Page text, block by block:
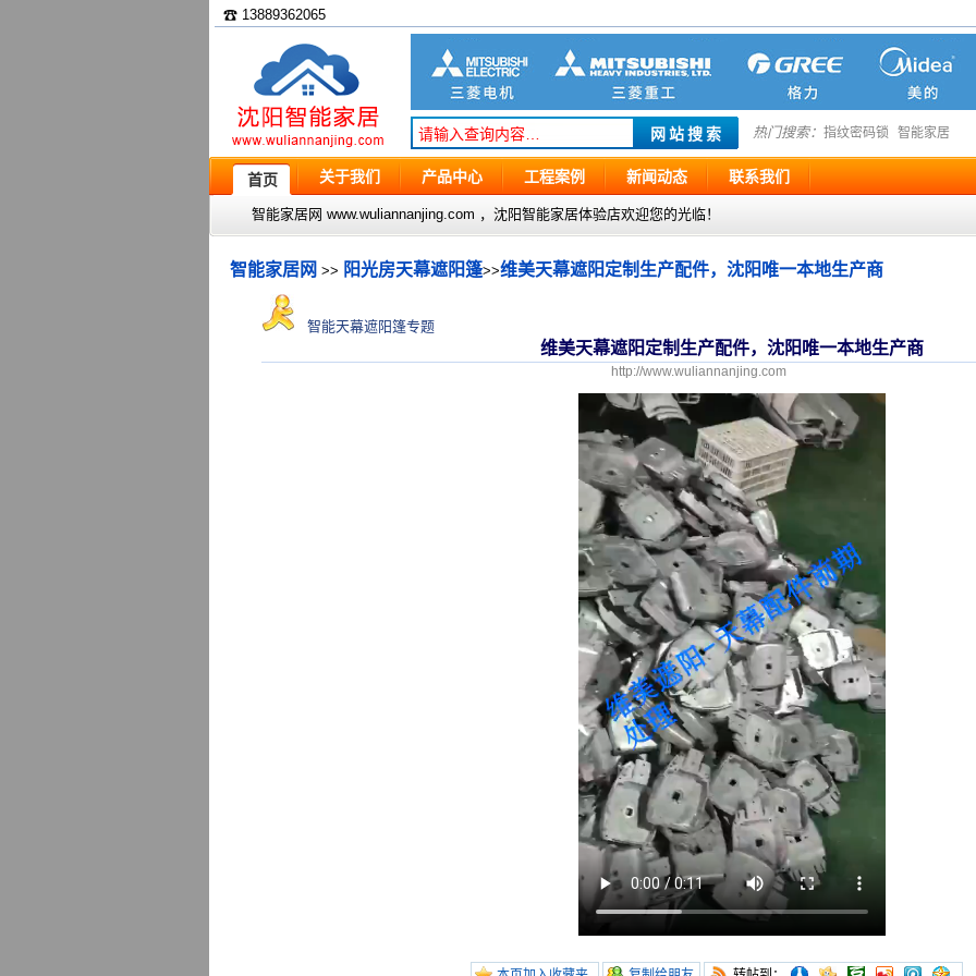
☎ 13889362065
热门搜索： 指纹密码锁 智能家居
首页 关于我们 产品中心 工程案例 新闻动态 联系我们
智能家居网 www.wuliannanjing.com ，沈阳智能家居体验店欢迎您的光临！
智能家居网 >> 阳光房天幕遮阳篷>>维美天幕遮阳定制生产配件，沈阳唯一本地生产商
智能天幕遮阳篷专题
维美天幕遮阳定制生产配件，沈阳唯一本地生产商
http://www.wuliannanjing.com